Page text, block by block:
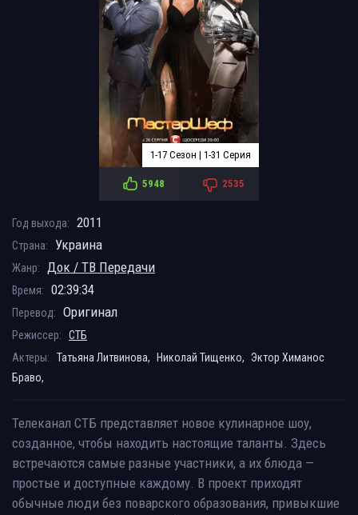
1-17 Сезон | 1-31 Серия
5948 2535
Год выхода: 2011
Страна: Украина
Жанр: Док / ТВ Передачи
Время: 02:39:34
Перевод: Оригинал
Режиссер:
СТБ
Актеры:
Татьяна Литвинова, Николай Тищенко, Эктор Химанос
Браво,
Телеканал СТБ представляет новое кулинарное шоу,
созданное, чтобы находить настоящие таланты. Здесь
встречаются самые разные участники, а их блюда —
простые и доступные каждому. В проект приходят
обычные люди без поварского образования, привыкшие